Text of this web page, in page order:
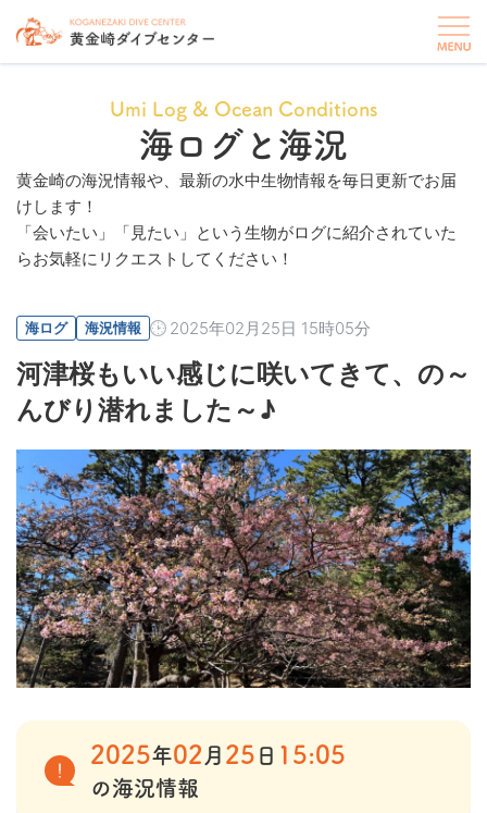
Umi Log & Ocean Conditions
海ログと海況
黄金崎の海況情報や、最新の水中生物情報を毎日更新でお届
けします！
「会いたい」「見たい」という生物がログに紹介されていた
らお気軽にリクエストしてください！
海ログ 海況情報 2025年02月25日 15時05分
河津桜もいい感じに咲いてきて、の～
んびり潜れました～♪
2025年02 月 25 日 15:05
の海況情報